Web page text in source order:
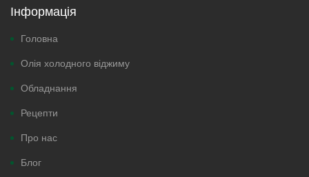
Інформація
Головна
Олія холодного віджиму
Обладнання
Рецепти
Про нас
Блог